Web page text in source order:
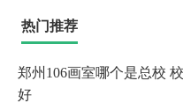
热门推荐
郑州106画室哪个是总校
好